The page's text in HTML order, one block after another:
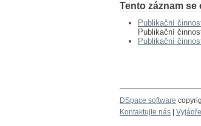
Tento záznam
Publikační
Publikační
Publikační
DSpace software
Kontaktujte nás